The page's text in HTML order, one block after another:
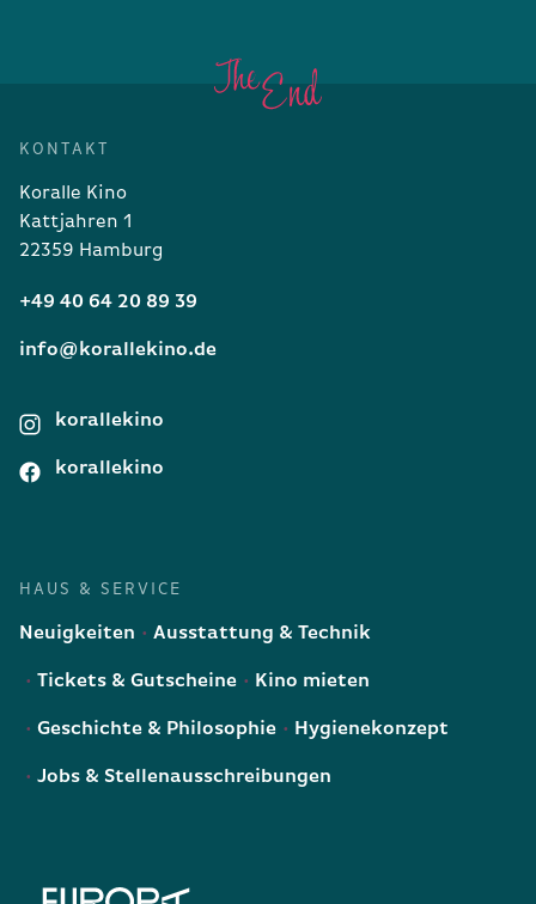
KONTAKT
Koralle Kino
Kattjahren 1
22359 Hamburg
+49 40 64 20 89 39
info@korallekino.de
korallekino
korallekino
HAUS & SERVICE
Neuigkeiten Ausstattung & Technik
Tickets & Gutscheine Kino mieten
Geschichte & Philosophie Hygienekonzept
Jobs & Stellenausschreibungen